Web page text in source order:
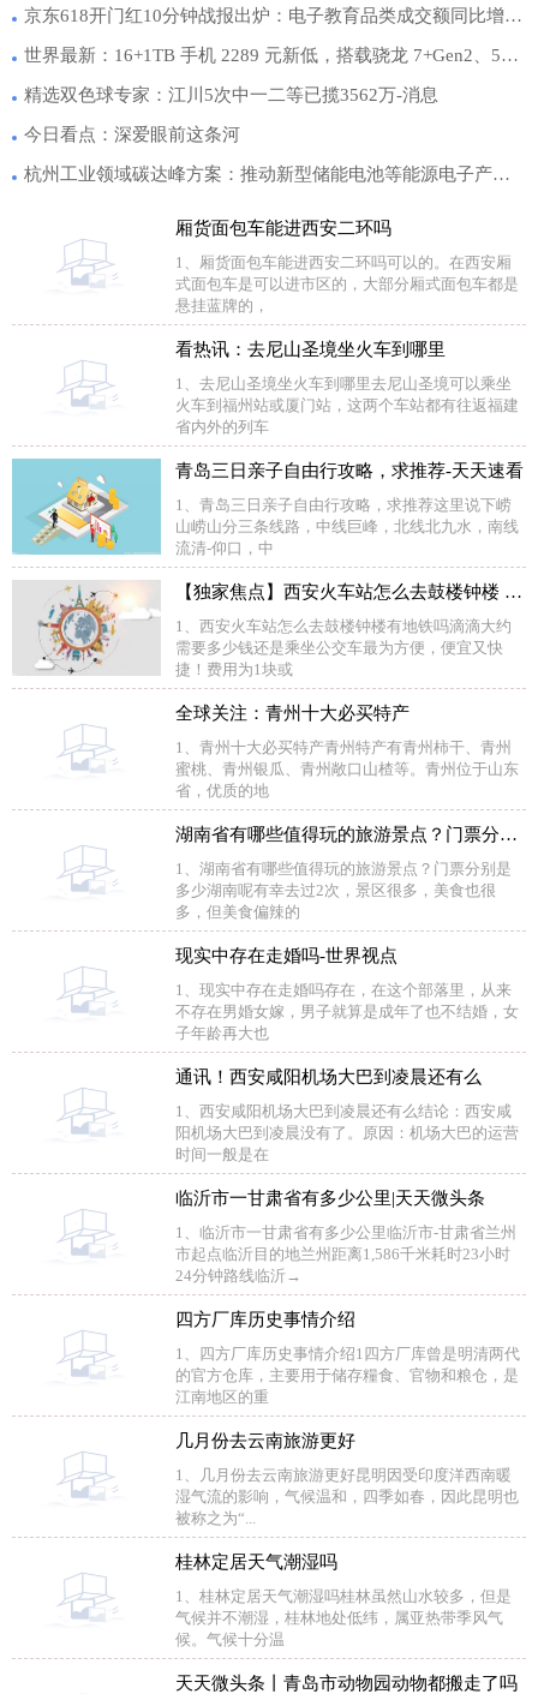
京东618开门红10分钟战报出炉：电子教育品类成交额同比增长120%
世界最新：16+1TB 手机 2289 元新低，搭载骁龙 7+Gen2、5500mAh和100W快充
精选双色球专家：江川5次中一二等已揽3562万-消息
今日看点：深爱眼前这条河
杭州工业领域碳达峰方案：推动新型储能电池等能源电子产业高质量发展
厢货面包车能进西安二环吗
1、厢货面包车能进西安二环吗可以的。在西安厢
式面包车是可以进市区的，大部分厢式面包车都是
悬挂蓝牌的，
看热讯：去尼山圣境坐火车到哪里
1、去尼山圣境坐火车到哪里去尼山圣境可以乘坐
火车到福州站或厦门站，这两个车站都有往返福建
省内外的列车
青岛三日亲子自由行攻略，求推荐-天天速看
1、青岛三日亲子自由行攻略，求推荐这里说下崂
山崂山分三条线路，中线巨峰，北线北九水，南线
流清-仰口，中
【独家焦点】西安火车站怎么去鼓楼钟楼 有地铁吗 滴滴大约需要多少钱
1、西安火车站怎么去鼓楼钟楼有地铁吗滴滴大约
需要多少钱还是乘坐公交车最为方便，便宜又快
捷！费用为1块或
全球关注：青州十大必买特产
1、青州十大必买特产青州特产有青州柿干、青州
蜜桃、青州银瓜、青州敞口山楂等。青州位于山东
省，优质的地
湖南省有哪些值得玩的旅游景点？门票分别是多少 焦点速讯
1、湖南省有哪些值得玩的旅游景点？门票分别是
多少湖南呢有幸去过2次，景区很多，美食也很
多，但美食偏辣的
现实中存在走婚吗-世界视点
1、现实中存在走婚吗存在，在这个部落里，从来
不存在男婚女嫁，男子就算是成年了也不结婚，女
子年龄再大也
通讯！西安咸阳机场大巴到凌晨还有么
1、西安咸阳机场大巴到凌晨还有么结论：西安咸
阳机场大巴到凌晨没有了。原因：机场大巴的运营
时间一般是在
临沂市一甘肃省有多少公里|天天微头条
1、临沂市一甘肃省有多少公里临沂市-甘肃省兰州
市起点临沂目的地兰州距离1,586千米耗时23小时
24分钟路线临沂→
四方厂库历史事情介绍
1、四方厂库历史事情介绍1四方厂库曾是明清两代
的官方仓库，主要用于储存糧食、官物和粮仓，是
江南地区的重
几月份去云南旅游更好
1、几月份去云南旅游更好昆明因受印度洋西南暖
湿气流的影响，气候温和，四季如春，因此昆明也
被称之为“...
桂林定居天气潮湿吗
1、桂林定居天气潮湿吗桂林虽然山水较多，但是
气候并不潮湿，桂林地处低纬，属亚热带季风气
候。气候十分温
天天微头条丨青岛市动物园动物都搬走了吗